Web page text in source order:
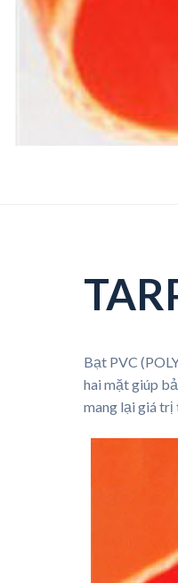
Bạt PVC
hai mặt giúp
mang lại giá